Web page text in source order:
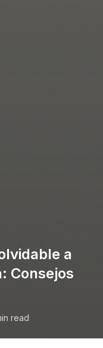
a
Consejos
read